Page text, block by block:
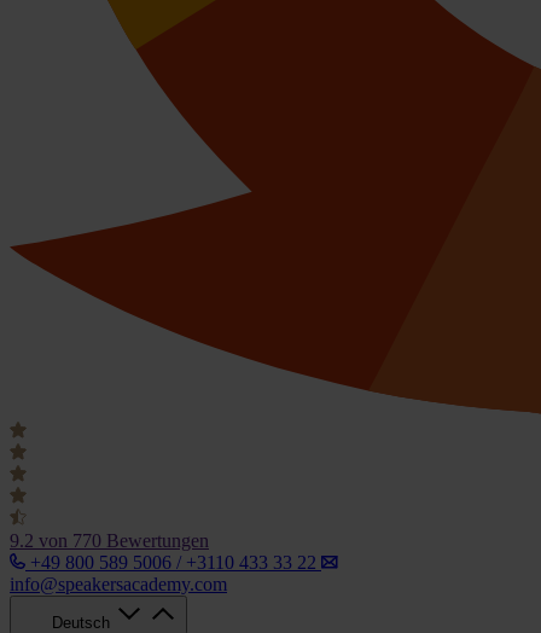
9.2 von 770 Bewertungen
+49 800 589 5006 / +3110 433 33 22
info@speakersacademy.com
Deutsch